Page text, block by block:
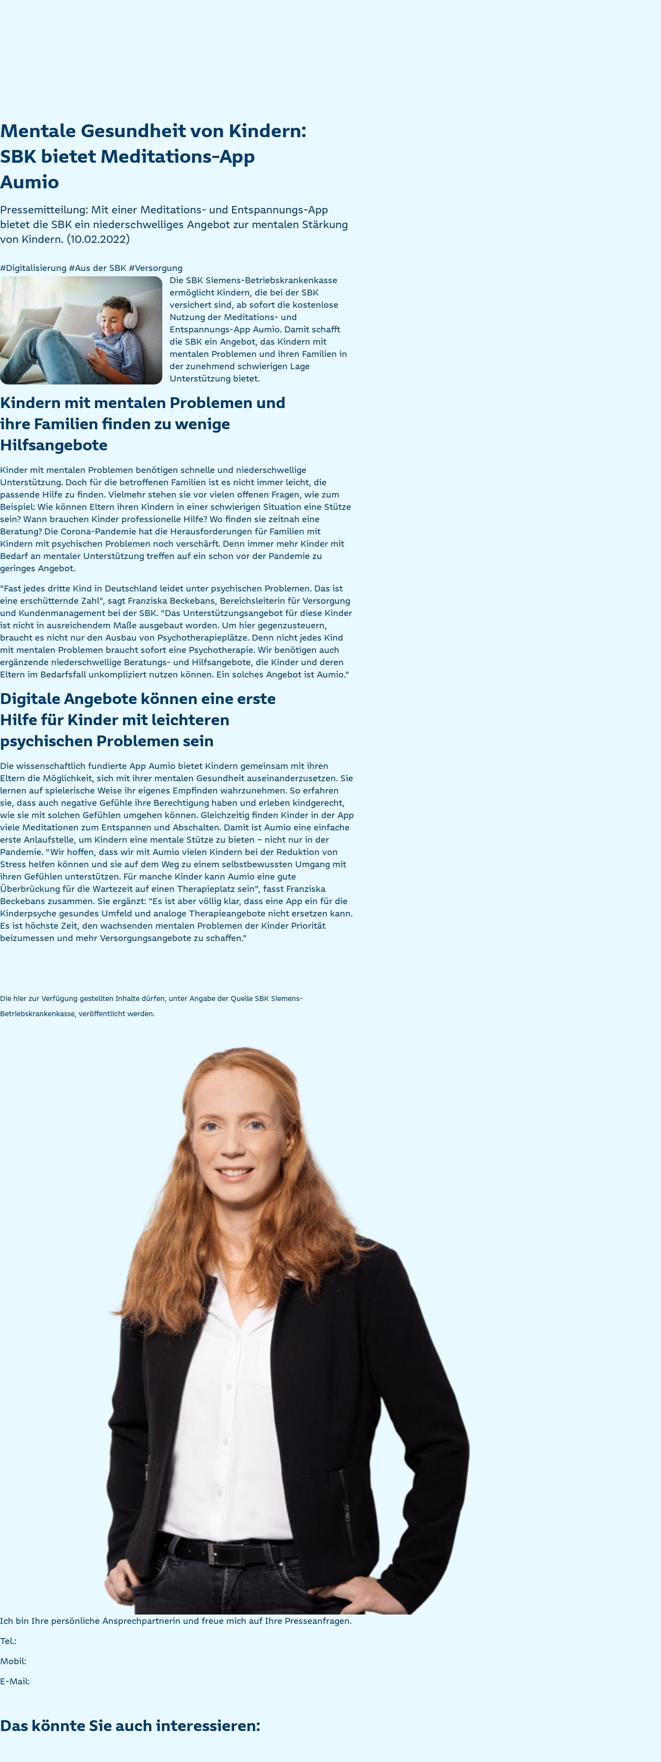
Mentale Gesundheit von Kindern:
SBK bietet Meditations-App
Aumio
Pressemitteilung: Mit einer Meditations- und Entspannungs-App
bietet die SBK ein niederschwelliges Angebot zur mentalen Stärkung
von Kindern. (10.02.2022)
#Digitalisierung #Aus der SBK #Versorgung
Die SBK Siemens-Betriebskrankenkasse
ermöglicht Kindern, die bei der SBK
versichert sind, ab sofort die kostenlose
Nutzung der Meditations- und
Entspannungs-App Aumio. Damit schafft
die SBK ein Angebot, das Kindern mit
mentalen Problemen und ihren Familien in
der zunehmend schwierigen Lage
Unterstützung bietet.
Kindern mit mentalen Problemen und
ihre Familien finden zu wenige
Hilfsangebote
Kinder mit mentalen Problemen benötigen schnelle und niederschwellige
Unterstützung. Doch für die betroffenen Familien ist es nicht immer leicht, die
passende Hilfe zu finden. Vielmehr stehen sie vor vielen offenen Fragen, wie zum
Beispiel: Wie können Eltern ihren Kindern in einer schwierigen Situation eine Stütze
sein? Wann brauchen Kinder professionelle Hilfe? Wo finden sie zeitnah eine
Beratung? Die Corona-Pandemie hat die Herausforderungen für Familien mit
Kindern mit psychischen Problemen noch verschärft. Denn immer mehr Kinder mit
Bedarf an mentaler Unterstützung treffen auf ein schon vor der Pandemie zu
geringes Angebot.
"Fast jedes dritte Kind in Deutschland leidet unter psychischen Problemen. Das ist
eine erschütternde Zahl", sagt Franziska Beckebans, Bereichsleiterin für Versorgung
und Kundenmanagement bei der SBK. "Das Unterstützungsangebot für diese Kinder
ist nicht in ausreichendem Maße ausgebaut worden. Um hier gegenzusteuern,
braucht es nicht nur den Ausbau von Psychotherapieplätze. Denn nicht jedes Kind
mit mentalen Problemen braucht sofort eine Psychotherapie. Wir benötigen auch
ergänzende niederschwellige Beratungs- und Hilfsangebote, die Kinder und deren
Eltern im Bedarfsfall unkompliziert nutzen können. Ein solches Angebot ist Aumio."
Digitale Angebote können eine erste
Hilfe für Kinder mit leichteren
psychischen Problemen sein
Die wissenschaftlich fundierte App Aumio bietet Kindern gemeinsam mit ihren
Eltern die Möglichkeit, sich mit ihrer mentalen Gesundheit auseinanderzusetzen. Sie
lernen auf spielerische Weise ihr eigenes Empfinden wahrzunehmen. So erfahren
sie, dass auch negative Gefühle ihre Berechtigung haben und erleben kindgerecht,
wie sie mit solchen Gefühlen umgehen können. Gleichzeitig finden Kinder in der App
viele Meditationen zum Entspannen und Abschalten. Damit ist Aumio eine einfache
erste Anlaufstelle, um Kindern eine mentale Stütze zu bieten – nicht nur in der
Pandemie. "Wir hoffen, dass wir mit Aumio vielen Kindern bei der Reduktion von
Stress helfen können und sie auf dem Weg zu einem selbstbewussten Umgang mit
ihren Gefühlen unterstützen. Für manche Kinder kann Aumio eine gute
Überbrückung für die Wartezeit auf einen Therapieplatz sein", fasst Franziska
Beckebans zusammen. Sie ergänzt: "Es ist aber völlig klar, dass eine App ein für die
Kinderpsyche gesundes Umfeld und analoge Therapieangebote nicht ersetzen kann.
Es ist höchste Zeit, den wachsenden mentalen Problemen der Kinder Priorität
beizumessen und mehr Versorgungsangebote zu schaffen."
Die hier zur Verfügung gestellten Inhalte dürfen, unter Angabe der Quelle SBK Siemens-
Betriebskrankenkasse, veröffentlicht werden.
Ich bin Ihre persönliche Ansprechpartnerin und freue mich auf Ihre Presseanfragen.
Tel.:
Mobil:
E-Mail:
Das könnte Sie auch interessieren: